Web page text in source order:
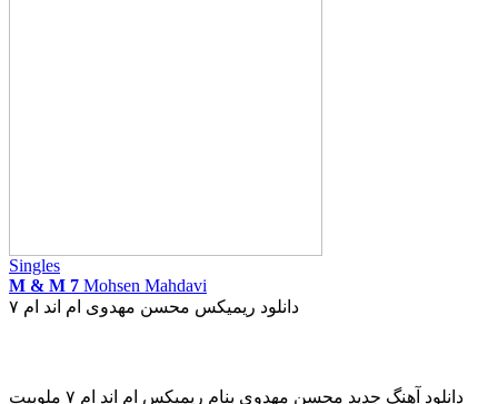
Singles
M & M 7 Mohsen Mahdavi
دانلود ریمیکس محسن مهدوی ام اند ام ۷
دانلود آهنگ جدید محسن مهدوی بنام ریمیکس ام اند ام ۷ ملوبیت